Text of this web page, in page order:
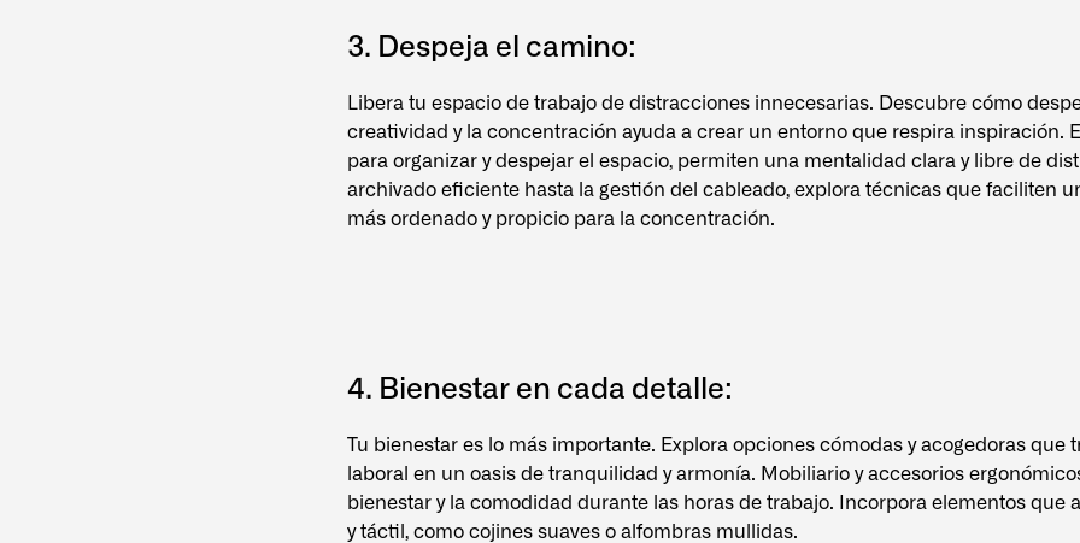
3. Despeja el camino:
Libera tu espacio de trabajo de distracciones innecesarias. Descubre cómo
creatividad y la concentración ayuda a crear un entorno que respira inspiración.
para organizar y despejar el espacio, permiten una mentalidad clara y libre de
archivado eficiente hasta la gestión del cableado, explora técnicas que faciliten
más ordenado y propicio para la concentración.
4. Bienestar en cada detalle:
Tu bienestar es lo más importante. Explora opciones cómodas y acogedoras que
laboral en un oasis de tranquilidad y armonía. Mobiliario y accesorios
bienestar y la comodidad durante las horas de trabajo. Incorpora elementos que
y táctil, como cojines suaves o alfombras mullidas.